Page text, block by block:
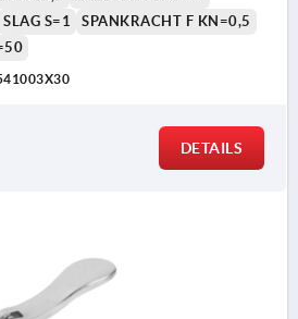
SLAG S=1
SPANKRACHT F KN=0,5
DETAILS